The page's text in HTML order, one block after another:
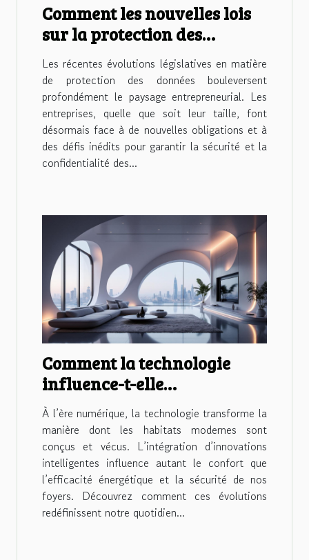
Comment les nouvelles lois
sur la protection des
données influencent-elles
les entreprises ?
Les récentes évolutions législatives en matière
de protection des données bouleversent
profondément le paysage entrepreneurial. Les
entreprises, quelle que soit leur taille, font
désormais face à de nouvelles obligations et à
des défis inédits pour garantir la sécurité et la
confidentialité des...
Comment la technologie
influence-t-elle
l'aménagement des habitats
modernes ?
À l’ère numérique, la technologie transforme la
manière dont les habitats modernes sont
conçus et vécus. L’intégration d’innovations
intelligentes influence autant le confort que
l’efficacité énergétique et la sécurité de nos
foyers. Découvrez comment ces évolutions
redéfinissent notre quotidien...